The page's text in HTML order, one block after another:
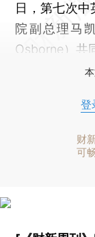
日，第七次
院副总理马
Osborne）共
登
财
可